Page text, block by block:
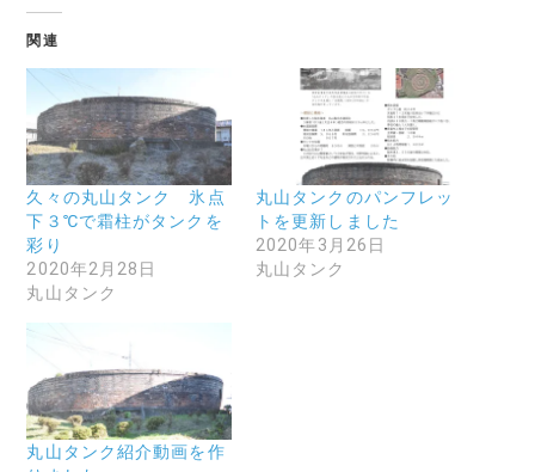
関連
久々の丸山タンク 氷点
下３℃で霜柱がタンクを
彩り
2020年2月28日
丸山タンク
丸山タンクのパンフレッ
トを更新しました
2020年3月26日
丸山タンク
丸山タンク紹介動画を作